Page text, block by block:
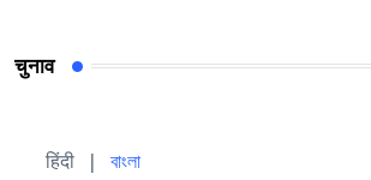
चुनाव
हिंदी বাংলা